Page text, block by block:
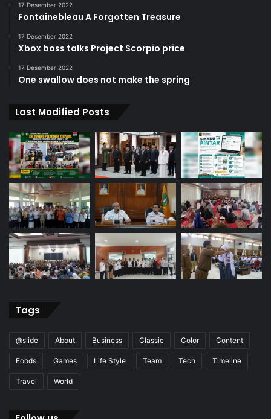
17 Desember 2022
Fontainebleau A Forgotten Treasure
17 Desember 2022
Xbox boss talks Project Scorpio price
17 Desember 2022
One swallow does not make the spring
Last Modified Posts
Tags
@slide About Business Classic Color Content
Foods Games Life Style Team Tech Timeline
Travel World